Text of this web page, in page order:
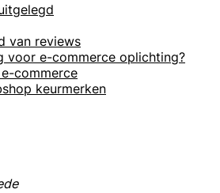
van reviews
voor e-commerce oplichting?
commerce
keurmerken